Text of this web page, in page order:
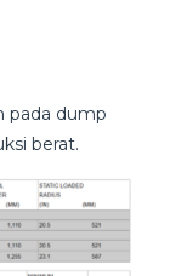
pada dump
berat.